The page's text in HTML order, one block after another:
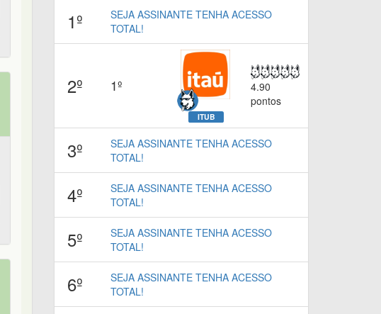
1º
SEJA ASSINANTE TENHA ACESSO
TOTAL!
2º 1º
ITUB
4.90
pontos
3º
SEJA ASSINANTE TENHA ACESSO
TOTAL!
4º
SEJA ASSINANTE TENHA ACESSO
TOTAL!
5º
SEJA ASSINANTE TENHA ACESSO
TOTAL!
6º
SEJA ASSINANTE TENHA ACESSO
TOTAL!